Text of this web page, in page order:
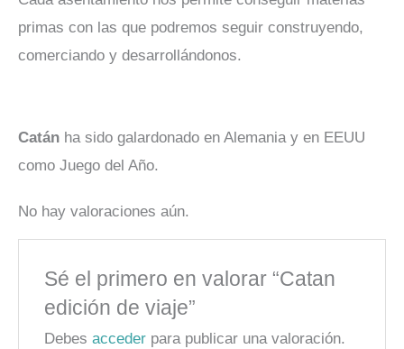
primas con las que podremos seguir construyendo,
comerciando y desarrollándonos.
Catán ha sido galardonado en Alemania y en EEUU
como Juego del Año.
No hay valoraciones aún.
Sé el primero en valorar “Catan
edición de viaje”
Debesacceder para publicar una valoración.